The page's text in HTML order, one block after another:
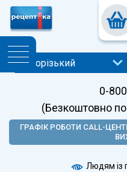
0-
(Безкоштовно по
ГРАФІК РОБОТИ CALL-
Людям із